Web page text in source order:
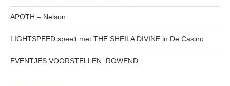
APOTH – Nelson
LIGHTSPEED speelt met THE SHEILA DIVINE in De Casino
EVENTJES VOORSTELLEN: ROWEND